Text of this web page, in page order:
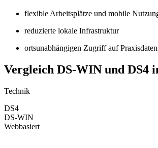
flexible Arbeitsplätze und mobile
reduzierte lokale Infrastruktur
ortsunabhängigen Zugriff auf Praxisdaten
Vergleich DS-WIN und DS4
Technik
DS4
DS-WIN
Webbasiert